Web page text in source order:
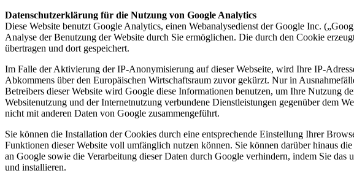
Datenschutzerklärung für die Nutzung von Google Analytics
Diese Website benutzt Google Analytics, einen Webanalysedienst der Google Inc.
Analyse der Benutzung der Website durch Sie ermöglichen. Die durch den Cookie
übertragen und dort gespeichert.
Im Falle der Aktivierung der IP-Anonymisierung auf dieser Webseite, wird Ihre IP-
Abkommens über den Europäischen Wirtschaftsraum zuvor gekürzt. Nur in
Betreibers dieser Website wird Google diese Informationen benutzen, um Ihre Nutzung
Websitenutzung und der Internetnutzung verbundene Dienstleistungen gegenüber dem
nicht mit anderen Daten von Google zusammengeführt.
Sie können die Installation der Cookies durch eine entsprechende Einstellung Ihrer
Funktionen dieser Website voll umfänglich nutzen können. Sie können darüber hinaus
an Google sowie die Verarbeitung dieser Daten durch Google verhindern, indem Sie das
und installieren.